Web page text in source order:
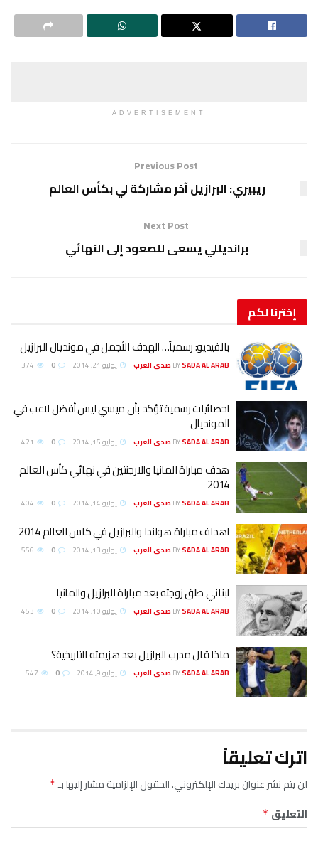
ADVERTISEMENT
Previous Post
ريبيري: البرازيل آخر مشاركة لي بكأس العالم
Next Post
برانديللي يسعى للصعود إلى النهائي
إخترنالكم
بالفيديو: رسمياً… الهدف الأجمل في مونديال البرازيل
BYSADA AL ARAB صدى العرب يوليو 21, 2014
احصائيات رسمية تؤكد بأن ميسي ليس أفضل لاعب في
المونديال
BYSADA AL ARAB صدى العرب يوليو 15, 2014
هدف مباراة المانيا والارجنتين في نهائي كأس العالم
2014
BYSADA AL ARAB صدى العرب يوليو 14, 2014
اهداف مباراة هولندا والبرازيل في كاس العالم 2014
BYSADA AL ARAB صدى العرب يوليو 13, 2014
لبناني طلق زوجته بعد مباراة البرازيل والمانيا
BYSADA AL ARAB صدى العرب يوليو 10, 2014
ماذا قال مدرب البرازيل بعد هزيمته التاريخية؟
BYSADA AL ARAB صدى العرب يوليو 9, 2014
اترك تعليقاً
لن يتم نشر عنوان بريدك الإلكتروني.الحقول الإلزامية مشار إليها بـ*
التعليق *